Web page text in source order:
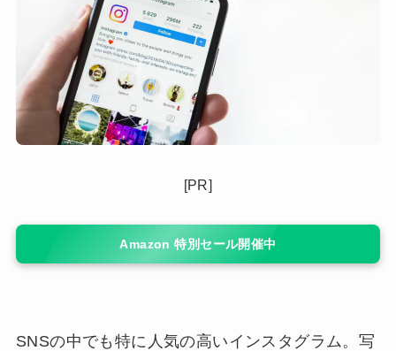
[PR]
Amazon 特別セール開催中
SNSの中でも特に人気の高いインスタグラム。写